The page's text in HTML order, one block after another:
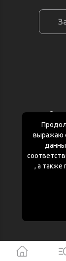
выражаю
, а также
(с)